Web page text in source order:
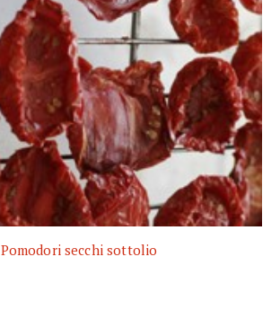
Pomodori secchi sottolio